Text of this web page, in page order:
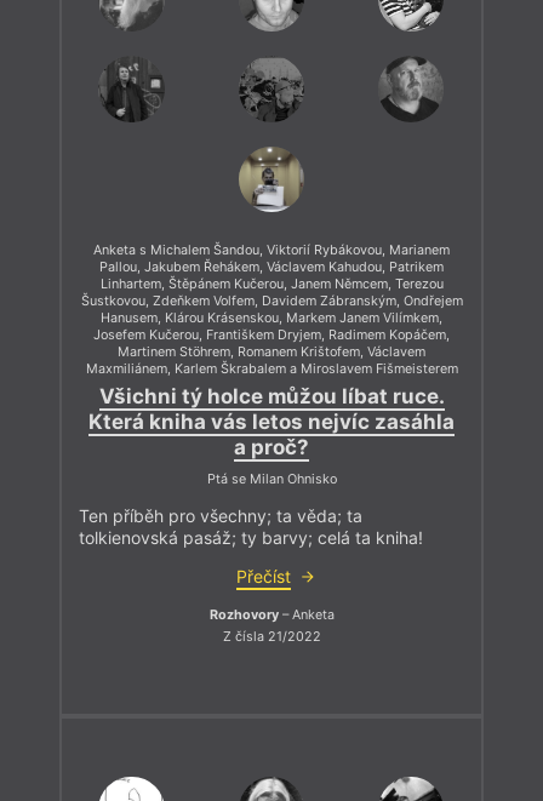
Anketa s Michalem Šandou, Viktorií Rybákovou, Marianem
Pallou, Jakubem Řehákem, Václavem Kahudou, Patrikem
Linhartem, Štěpánem Kučerou, Janem Němcem, Terezou
Šustkovou, Zdeňkem Volfem, Davidem Zábranským, Ondřejem
Hanusem, Klárou Krásenskou, Markem Janem Vilímkem,
Josefem Kučerou, Františkem Dryjem, Radimem Kopáčem,
Martinem Stöhrem, Romanem Krištofem, Václavem
Maxmiliánem, Karlem Škrabalem a Miroslavem Fišmeisterem
Všichni tý holce můžou líbat ruce.
Která kniha vás letos nejvíc zasáhla
a proč?
Ptá se Milan Ohnisko
Ten příběh pro všechny; ta věda; ta
tolkienovská pasáž; ty barvy; celá ta kniha!
Přečíst
Rozhovory– Anketa
Z čísla 21/2022